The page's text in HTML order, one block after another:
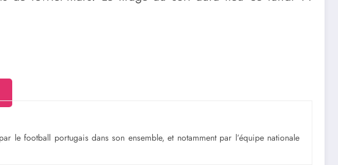
le football portugais dans son ensemble, et notamment par l’équipe nationale